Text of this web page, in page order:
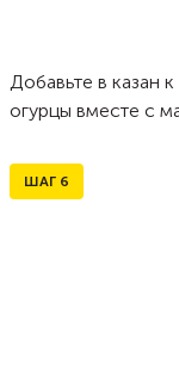
Добавьте в казан
огурцы вместе с
ШАГ 6